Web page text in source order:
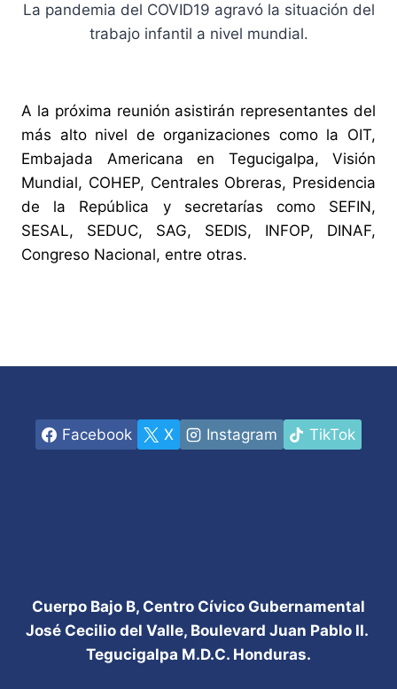
La pandemia del COVID19 agravó la situación del
trabajo infantil a nivel mundial.
A la próxima reunión asistirán representantes del
más alto nivel de organizaciones como la OIT,
Embajada Americana en Tegucigalpa, Visión
Mundial, COHEP, Centrales Obreras, Presidencia
de la República y secretarías como SEFIN,
SESAL, SEDUC, SAG, SEDIS, INFOP, DINAF,
Congreso Nacional, entre otras.
Facebook X Instagram TikTok
Cuerpo Bajo B, Centro Cívico Gubernamental
José Cecilio del Valle, Boulevard Juan Pablo II.
Tegucigalpa M.D.C. Honduras.